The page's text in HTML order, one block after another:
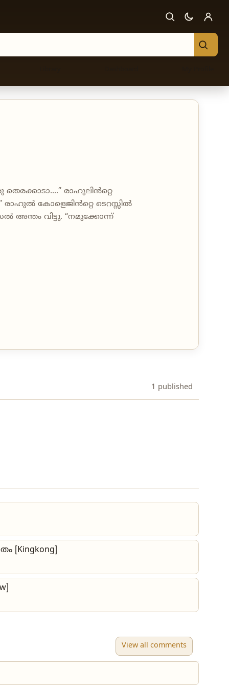
രാഹുലിൻറ്റെ
കോളെജിൻറ്റെ ടെറസ്സിൽ
അന്തം വിട്ടു. “നമുക്കോന്ന്
1 published
[Kingkong]
View all comments